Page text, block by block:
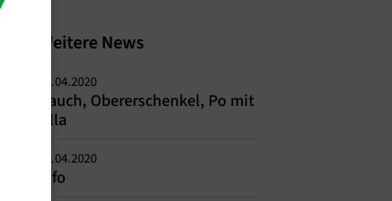
Weitere News
14.04.2020
Bauch, Obererschenkel, Po mit
Ulla
12.04.2020
Info